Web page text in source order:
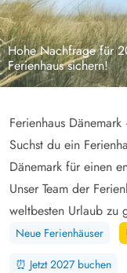
Hohe Nachfrage für
Ferienhaus sichern!
Ferienhaus
Suchst du ein
Dänemark für einen
Unser Team der
weltbesten Urlaub zu
Neue Ferienhäuser
⏰ Jetzt 2027 buchen